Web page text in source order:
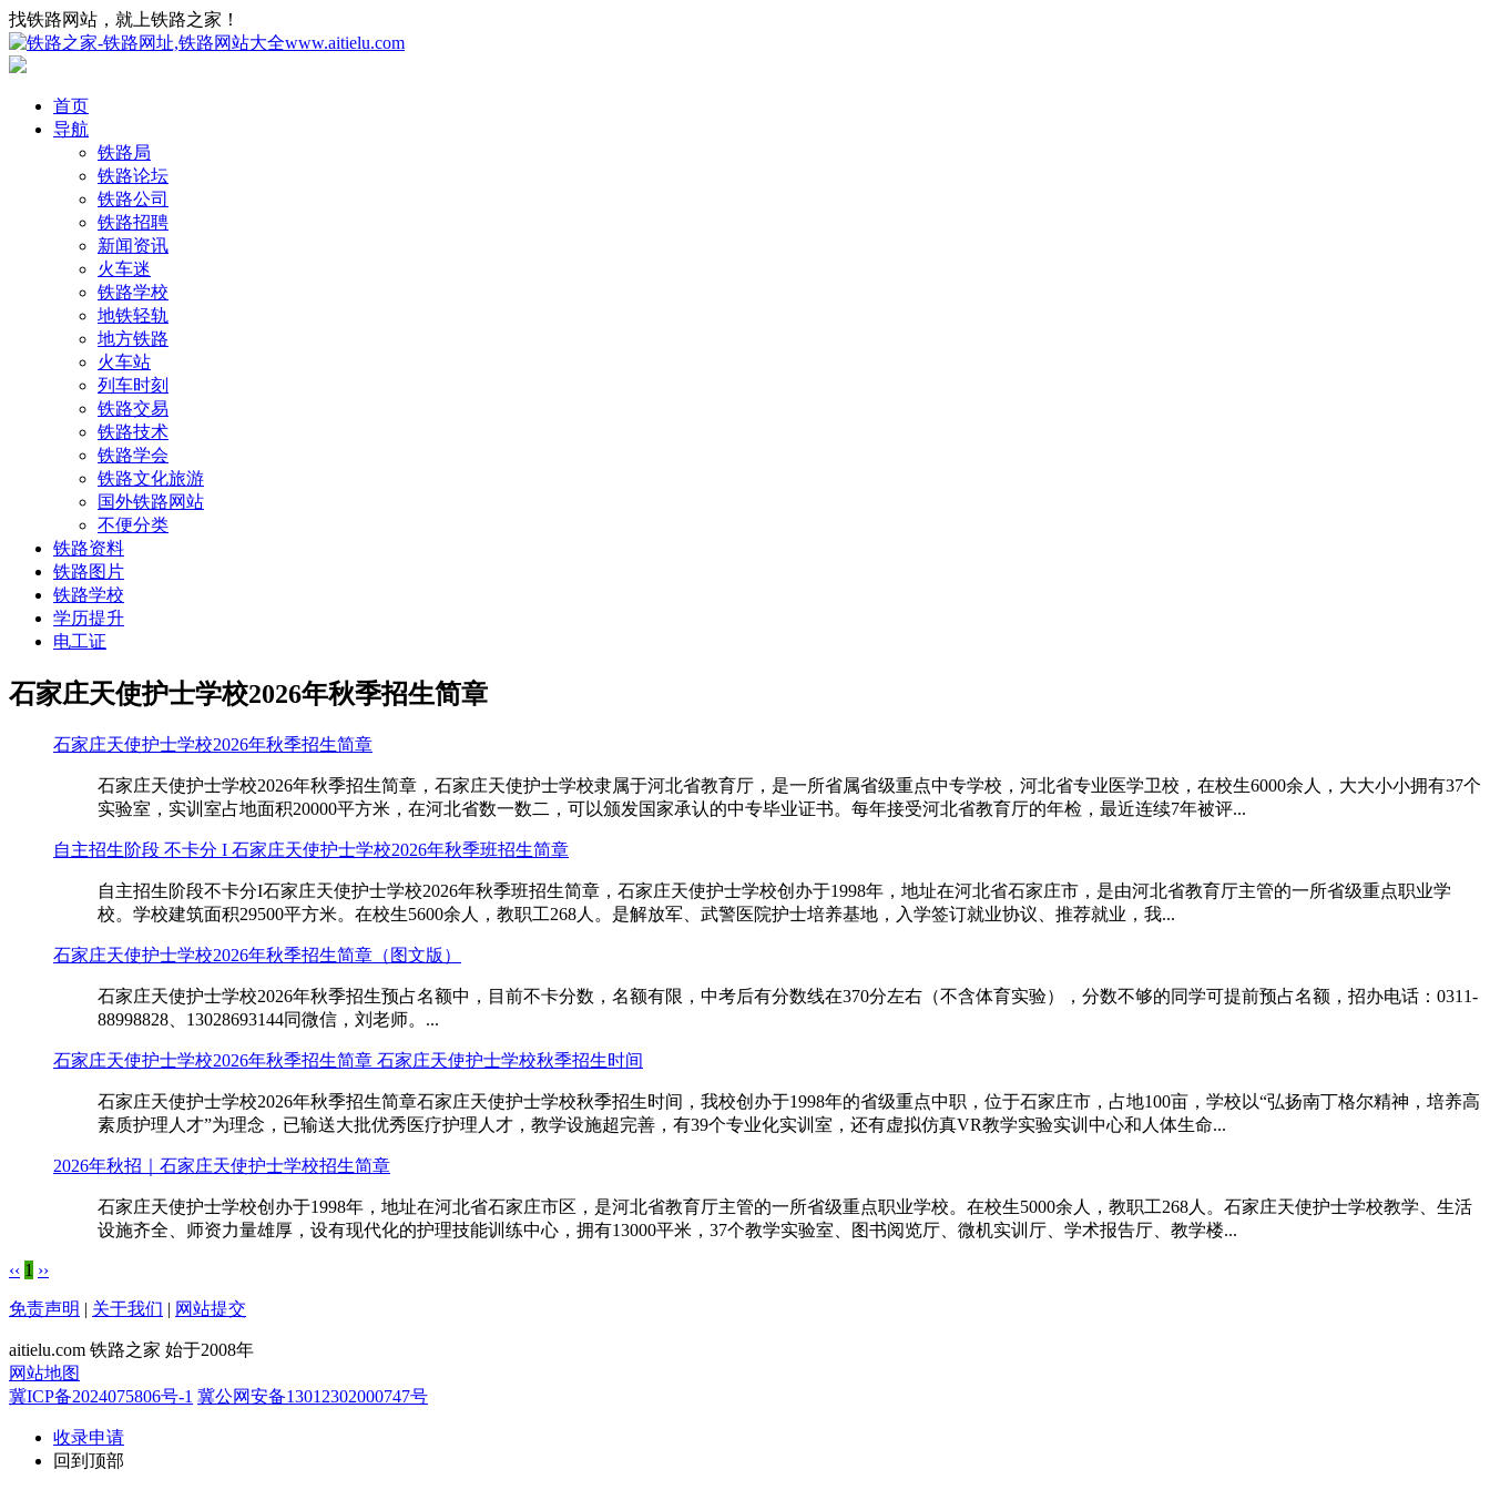
找铁路网站，就上铁路之家！
首页
导航
铁路局
铁路论坛
铁路公司
铁路招聘
新闻资讯
火车迷
铁路学校
地铁轻轨
地方铁路
火车站
列车时刻
铁路交易
铁路技术
铁路学会
铁路文化旅游
国外铁路网站
不便分类
铁路资料
铁路图片
铁路学校
学历提升
电工证
石家庄天使护士学校2026年秋季招生简章
石家庄天使护士学校2026年秋季招生简章
石家庄天使护士学校2026年秋季招生简章，石家庄天使护士学校隶属于河北省教育厅，是一所省属省级重点中专学校，河北省专业医学卫校，在校生6000余人，大大小小拥有37个
实验室，实训室占地面积20000平方米，在河北省数一数二，可以颁发国家承认的中专毕业证书。每年接受河北省教育厅的年检，最近连续7年被评...
自主招生阶段 不卡分 I 石家庄天使护士学校2026年秋季班招生简章
自主招生阶段不卡分I石家庄天使护士学校2026年秋季班招生简章，石家庄天使护士学校创办于1998年，地址在河北省石家庄市，是由河北省教育厅主管的一所省级重点职业学
校。学校建筑面积29500平方米。在校生5600余人，教职工268人。是解放军、武警医院护士培养基地，入学签订就业协议、推荐就业，我...
石家庄天使护士学校2026年秋季招生简章（图文版）
石家庄天使护士学校2026年秋季招生预占名额中，目前不卡分数，名额有限，中考后有分数线在370分左右（不含体育实验），分数不够的同学可提前预占名额，招办电话：0311-
88998828、13028693144同微信，刘老师。...
石家庄天使护士学校2026年秋季招生简章 石家庄天使护士学校秋季招生时间
石家庄天使护士学校2026年秋季招生简章石家庄天使护士学校秋季招生时间，我校创办于1998年的省级重点中职，位于石家庄市，占地100亩，学校以“弘扬南丁格尔精神，培养高
素质护理人才”为理念，已输送大批优秀医疗护理人才，教学设施超完善，有39个专业化实训室，还有虚拟仿真VR教学实验实训中心和人体生命...
2026年秋招｜石家庄天使护士学校招生简章
石家庄天使护士学校创办于1998年，地址在河北省石家庄市区，是河北省教育厅主管的一所省级重点职业学校。在校生5000余人，教职工268人。石家庄天使护士学校教学、生活
设施齐全、师资力量雄厚，设有现代化的护理技能训练中心，拥有13000平米，37个教学实验室、图书阅览厅、微机实训厅、学术报告厅、教学楼...
‹‹ 1 ››
免责声明 | 关于我们 | 网站提交
aitielu.com 铁路之家 始于2008年
网站地图
冀ICP备2024075806号-1 冀公网安备13012302000747号
收录申请
回到顶部